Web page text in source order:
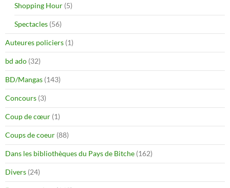
Shopping Hour (5)
Spectacles (56)
Auteures policiers (1)
bd ado (32)
BD/Mangas (143)
Concours (3)
Coup de cœur (1)
Coups de coeur (88)
Dans les bibliothèques du Pays de Bitche (162)
Divers (24)